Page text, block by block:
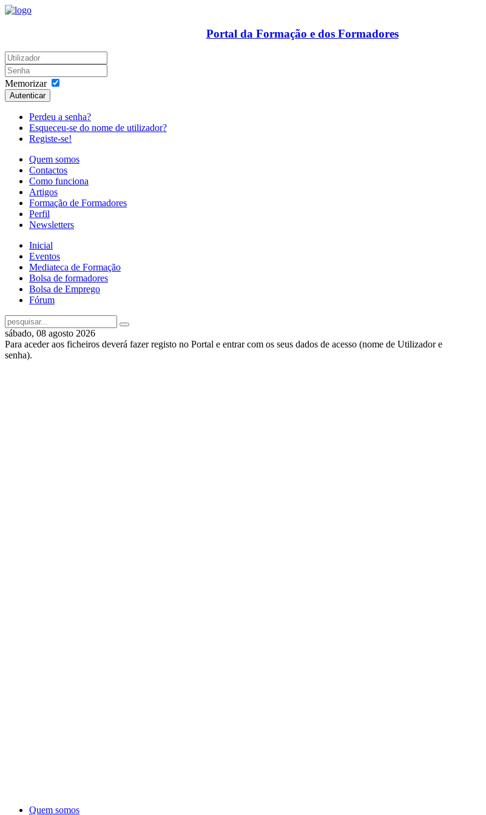
Portal da Formação e dos Formadores
Memorizar
Autenticar
Perdeu a senha?
Esqueceu-se do nome de utilizador?
Registe-se!
Quem somos
Contactos
Como funciona
Artigos
Formação de Formadores
Perfil
Newsletters
Inicial
Eventos
Mediateca de Formação
Bolsa de formadores
Bolsa de Emprego
Fórum
sábado, 08 agosto 2026
Para aceder aos ficheiros deverá fazer registo no Portal e entrar com os seus dados de acesso (nome de Utilizador e
senha).
Quem somos